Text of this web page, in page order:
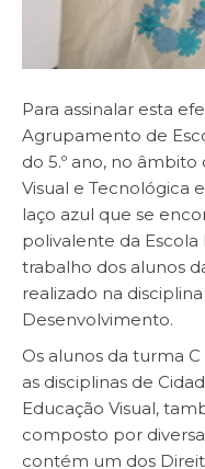
Para assinalar esta
Agrupamento de
do 5.º ano, no âmbito
Visual e Tecnológica
laço azul que se
polivalente da Escola
trabalho dos alunos
realizado na
Desenvolvimento.
Os alunos da turma
as disciplinas de
Educação Visual,
composto por
contém um dos